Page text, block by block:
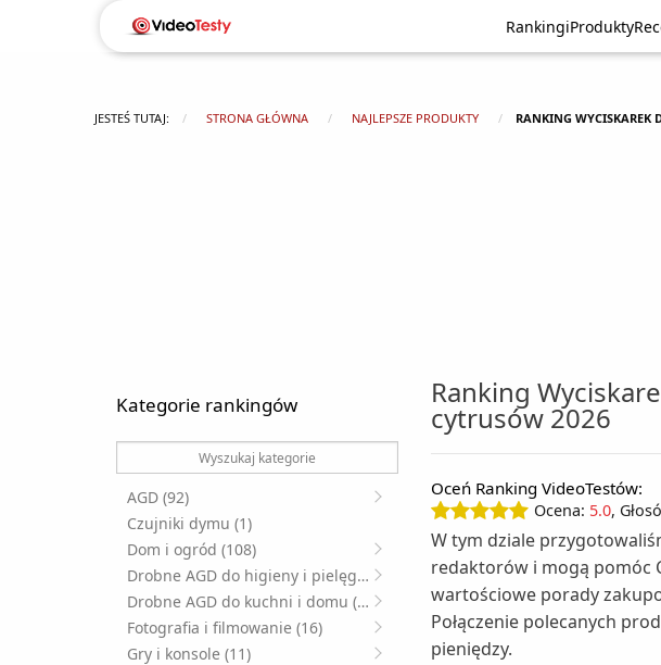
RankingiProdukty
RankingiProdukty
JESTEŚ TUTAJ: STRONA GŁÓWNA NAJLEPSZE PRODUKTY RANKING WYCISKAREK
Kategorie rankingów
AGD (92)
Czujniki dymu (1)
Dom i ogród (108)
Drobne AGD do higieny i pielęgnacji (49)
Drobne AGD do kuchni i domu (125)
Fotografia i filmowanie (16)
Gry i konsole (11)
Ranking
cytrusów 2026
Oceń Ranking VideoTestów:
Ocena: 5.0,
W tym dziale
redaktorów i mogą pomóc
wartościowe porady
Połączenie polecanych
pieniędzy.